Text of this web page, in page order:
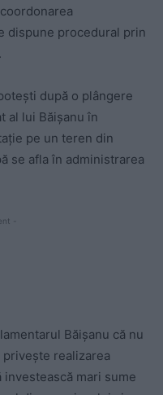
dispune procedural prin
după o plângere
al lui Băişanu în
pe un teren din
se afla în administrarea
-
Băișanu că nu
realizarea
mari sume